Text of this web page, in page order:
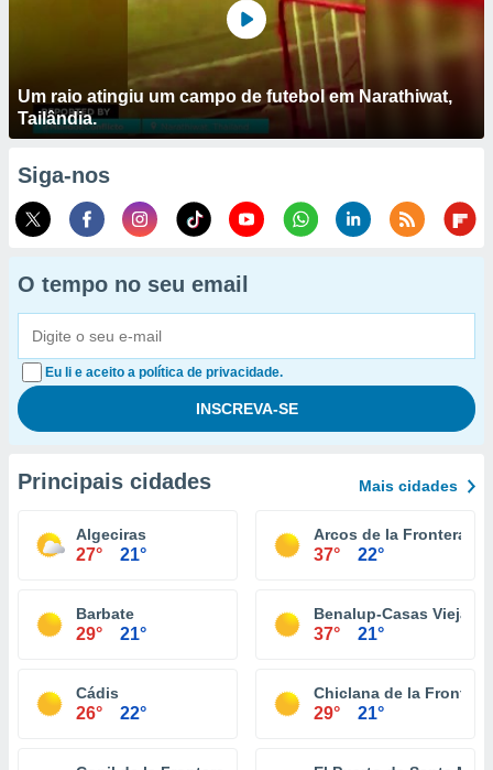
Um raio atingiu um campo de futebol em Narathiwat,
Tailândia.
Siga-nos
O tempo no seu email
Eu li e aceito a política de privacidade.
Principais cidades Mais cidades
Algeciras
27° 21°
Arcos de la Frontera
37° 22°
Barbate
29° 21°
Benalup-Casas Viejas
37° 21°
Cádis
26° 22°
Chiclana de la Frontera
29° 21°